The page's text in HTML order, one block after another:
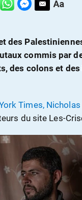
des
commis par
des colons et
Times,
du site Les-